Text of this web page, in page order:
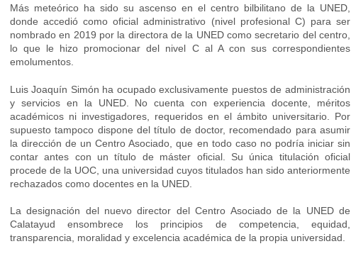
Más meteórico ha sido su ascenso en el centro bilbilitano de la UNED,
donde accedió como oficial administrativo (nivel profesional C) para ser
nombrado en 2019 por la directora de la UNED como secretario del centro,
lo que le hizo promocionar del nivel C al A con sus correspondientes
emolumentos.
Luis Joaquín Simón ha ocupado exclusivamente puestos de administración
y servicios en la UNED. No cuenta con experiencia docente, méritos
académicos ni investigadores, requeridos en el ámbito universitario. Por
supuesto tampoco dispone del título de doctor, recomendado para asumir
la dirección de un Centro Asociado, que en todo caso no podría iniciar sin
contar antes con un título de máster oficial. Su única titulación oficial
procede de la UOC, una universidad cuyos titulados han sido anteriormente
rechazados como docentes en la UNED.
La designación del nuevo director del Centro Asociado de la UNED de
Calatayud ensombrece los principios de competencia, equidad,
transparencia, moralidad y excelencia académica de la propia universidad.